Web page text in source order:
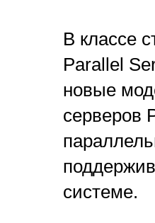
В классе
Parallel
новые
серверов
системе.